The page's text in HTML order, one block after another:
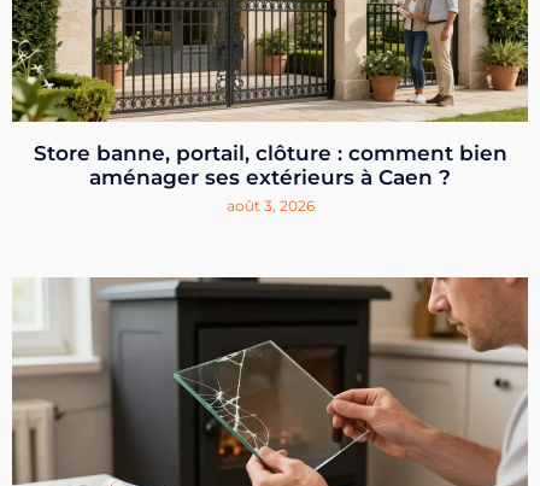
Store banne, portail, clôture : comment bien
aménager ses extérieurs à Caen ?
août 3, 2026